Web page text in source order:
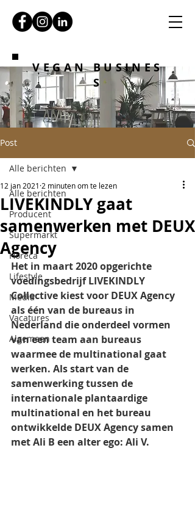
VEGAN BUSINES
S
Post
Alle berichten
Producent
Supermarkt
Horeca
Lifestyle
Media
Vacatures
Algemeen
Alle berichten
LIVEKINDLY gaat
samenwerken met DEUX
Agency
12 jan 2021 2 minuten om te lezen
Het in maart 2020 opgerichte
voedingsbedrijf LIVEKINDLY
Collective kiest voor DEUX Agency
als één van de bureaus in
Nederland die onderdeel vormen
van een team aan bureaus
waarmee de multinational gaat
werken. Als start van de
samenwerking tussen de
internationale plantaardige
multinational en het bureau
ontwikkelde DEUX Agency samen
met Ali B een alter ego: Ali V.